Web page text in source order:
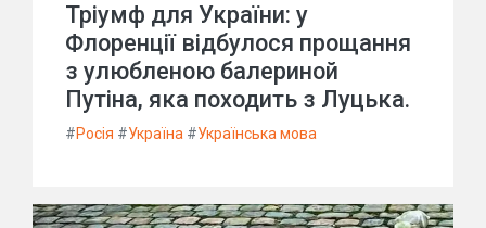
Тріумф для України: у
Флоренції відбулося прощання
з улюбленою балериной
Путіна, яка походить з Луцька.
#Росія #Україна #Українська мова